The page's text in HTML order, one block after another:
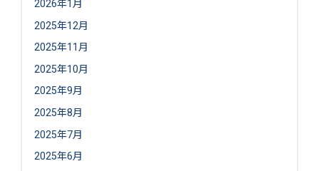
2026年1月
2025年12月
2025年11月
2025年10月
2025年9月
2025年8月
2025年7月
2025年6月